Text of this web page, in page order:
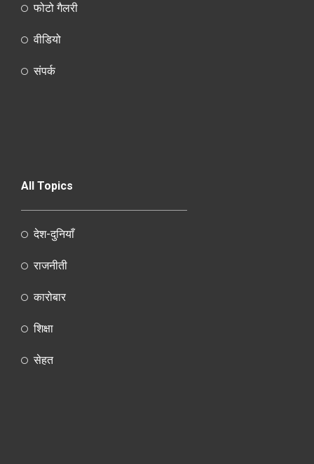
फोटो गैलरी
वीडियो
संपर्क
All Topics
देश-दुनियाँ
राजनीती
कारोबार
शिक्षा
सेहत